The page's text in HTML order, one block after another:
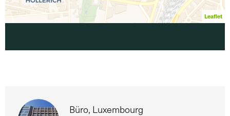
Leaflet
Büro, Luxembourg